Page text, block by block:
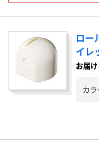
ロー
イレ
お届け
カラ